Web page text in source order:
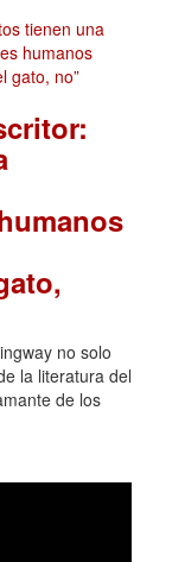
no solo
la literatura del
de los